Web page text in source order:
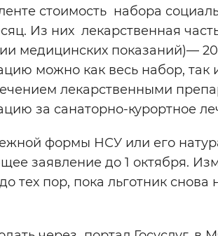
стоимость набора
Из них лекарственная
медицинских показаний)—
можно как весь набор, так
лекарственными
за санаторно-курортное
формы НСУ или его
заявление до 1 октября.
тех пор, пока льготник